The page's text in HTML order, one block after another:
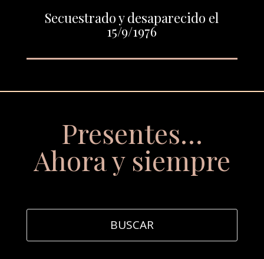
Secuestrado y desaparecido el
15/9/1976
Presentes…
Ahora y siempre